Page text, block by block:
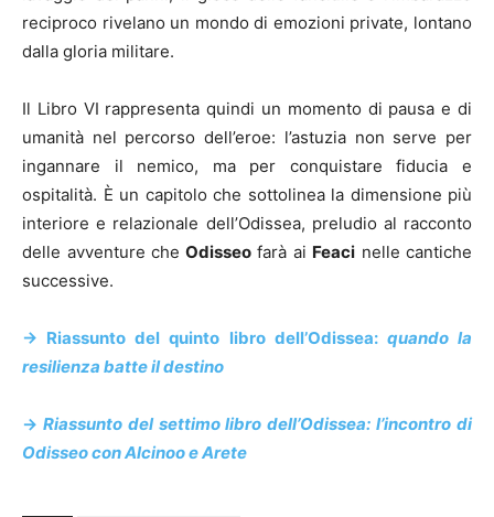
reciproco rivelano un mondo di emozioni private, lontano
dalla gloria militare.
Il Libro VI rappresenta quindi un momento di pausa e di
umanità nel percorso dell’eroe: l’astuzia non serve per
ingannare il nemico, ma per conquistare fiducia e
ospitalità. È un capitolo che sottolinea la dimensione più
interiore e relazionale dell’Odissea, preludio al racconto
delle avventure che Odisseofarà ai Feaci nelle cantiche
successive.
-> Riassunto del quinto libro dell’Odissea: quando la
resilienza batte il destino
-> Riassunto del settimo libro dell’Odissea: l’incontro di
Odisseo con Alcinoo e Arete